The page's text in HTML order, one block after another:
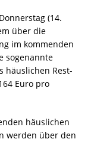
(14.
über die
im kommenden
sogenannte
häuslichen Rest-
Euro pro
häuslichen
werden über den